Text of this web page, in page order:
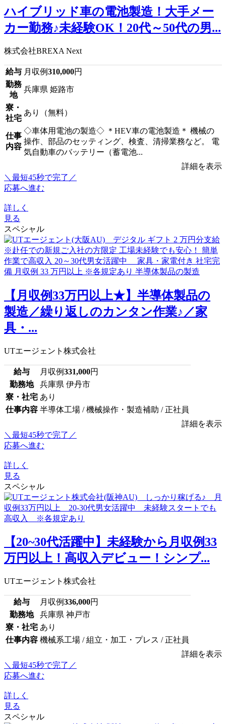
ハイブリッド車の電池製造！大手メー
カー勤務♪未経験OK！20代～50代の男...
株式会社BREXA Next
給与 月収例310,000円
勤務
地
兵庫県 姫路市
寮・
社宅
あり（無料）
仕事
内容
◇車体用電池の製造◇ ＊HEV車の電池製造＊ 機械の
操作、部品のセッティング、検査、清掃業務など。 電
気自動車のバッテリー（蓄電池...
詳細を表示
＼最短45秒で完了／
応募へ進む
詳しく
見る
スペシャル
【月収例33万円以上★】半導体製品の
製造／繰り返しのカンタン作業♪／家
具・...
UTエージェント株式会社
給与 月収例331,000円
勤務地
兵庫県 伊丹市
寮・社宅 あり
仕事内容 半導体工場 / 機械操作・製造補助 / 正社員
詳細を表示
＼最短45秒で完了／
応募へ進む
詳しく
見る
スペシャル
【20~30代活躍中】未経験から月収例33
万円以上！高収入デビュー！シンプ...
UTエージェント株式会社
給与 月収例336,000円
勤務地
兵庫県 神戸市
寮・社宅 あり
仕事内容 機械系工場 / 組立・加工・プレス / 正社員
詳細を表示
＼最短45秒で完了／
応募へ進む
詳しく
見る
スペシャル